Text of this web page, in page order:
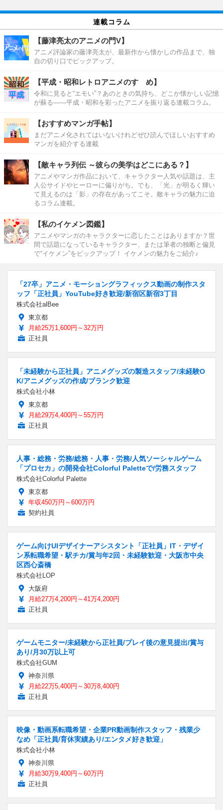
連載コラム
【藤津亮太のアニメの門V】
アニメ評論家の藤津亮太が、最新作から懐かしの作品まで、独
自の切り口でピックアップ。
【平成・昭和レトロアニメのすゝめ】
令和に見ると“エモい”？あのときの気持ち、どこか懐かしい記憶
が蘇る――平成・昭和を彩ったアニメを振り返る連載コラム。
【おすすめマンガ手帖】
まだアニメ化されてはいないけれどぜひ読んでほしいおすすめ
マンガを紹介する連載
【敵キャラ列伝 ～彼らの美学はどこにある？】
アニメやマンガ作品において、キャラクター人気や話題は、主
人公サイドやヒーローに偏りがち。でも、「光」が明るく輝い
て見えるのは「影」の存在があってこそ。敵キャラの魅力に迫
るコラム連載。
【私のイケメン図鑑】
アニメやマンガのキャラクターに恋したことはありますか？世
間で話題になっているキャラクター、または筆者の独断と偏見
で“イケメン”をピックアップ！ イケメンの魅力をご紹介♪
「27卒」アニメ・モーショングラフィックス動画の制作スタ
ッフ「正社員」YouTube好き歓迎/新宿区新宿3丁目
株式会社alBee
東京都
月給25万1,600円～32万円
正社員
「未経験から正社員」アニメグッズの製造スタッフ/未経験O
K/アニメグッズの作成/ブランク歓迎
株式会社小林
東京都
月給29万4,400円～55万円
正社員
人事・総務・労務/総務・人事・労務/人気ソーシャルゲーム
「プロセカ」の開発会社Colorful Paletteで/労務スタッフ
株式会社Colorful Palette
東京都
年収450万円～600万円
契約社員
ゲーム向けUIデザイナーアシスタント「正社員」IT・デザイ
ン系転職希望・駅チカ/賞与年2回・未経験歓迎・大阪市中央
区西心斎橋
株式会社LOP
大阪府
月給27万4,200円～41万4,200円
正社員
ゲームモニター/未経験から正社員/プレイ後の意見提出/賞与
あり/月30万以上可
株式会社GUM
神奈川県
月給22万5,400円～30万8,400円
正社員
映像・動画系転職希望・企業PR動画制作スタッフ・残業少
なめ「正社員/育休実績あり/エンタメ好き歓迎」
株式会社小林
神奈川県
月給30万9,400円～60万円
正社員